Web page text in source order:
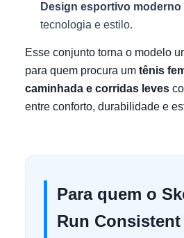
Design esportivo moderno
tecnologia e estilo.
Esse conjunto torna o modelo
para quem procura um tênis
caminhada e corridas leves
entre conforto, durabilidade e
Para quem o
Run Consistent